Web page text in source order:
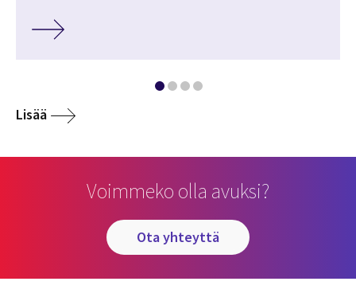
Lisää
Voimmeko olla avuksi?
ota yhteyttä